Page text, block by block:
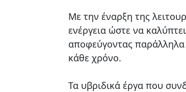
Με την έναρξη της
ενέργεια ώστε να
αποφεύγοντας παράλληλα
κάθε χρόνο.
Τα υβριδικά έργα που